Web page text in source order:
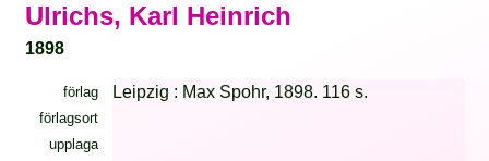
Ulrichs, Karl Heinrich
1898
förlag Leipzig : Max Spohr, 1898. 116 s.
förlagsort
upplaga